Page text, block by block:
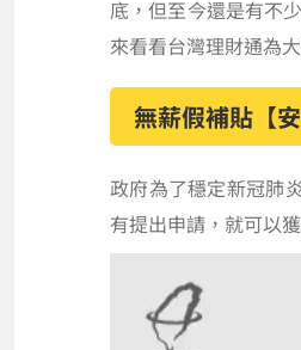
底，但至今還是有不
來看看台灣理財通為
無薪假補貼【
政府為了穩定新冠肺
有提出申請，就可以